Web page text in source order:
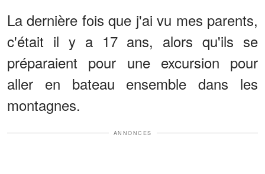
La dernière fois que j'ai vu mes parents,
c'était il y a 17 ans, alors qu'ils se
préparaient pour une excursion pour
aller en bateau ensemble dans les
montagnes.
ANNONCES